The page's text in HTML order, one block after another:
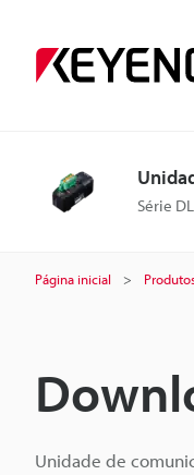
Série DL
Página inicial
Unidade de